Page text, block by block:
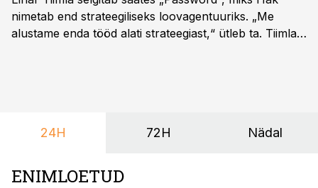
nimetab end strateegiliseks loovagentuuriks. „Me
alustame enda tööd alati strateegiast,“ ütleb ta. Tiimla
24H 72H Nädal
ENIMLOETUD